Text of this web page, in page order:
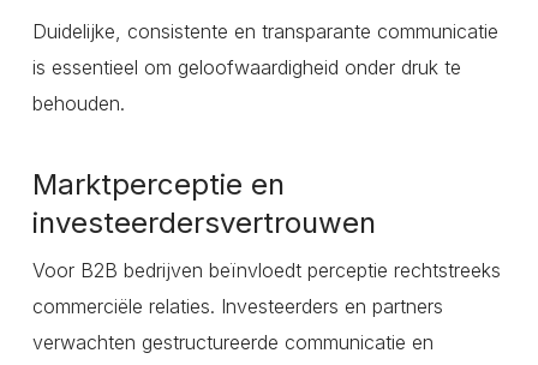
Duidelijke, consistente en transparante communicatie
is essentieel om geloofwaardigheid onder druk te
behouden.
Marktperceptie en
investeerdersvertrouwen
Voor B2B bedrijven beïnvloedt perceptie rechtstreeks
commerciële relaties. Investeerders en partners
verwachten gestructureerde communicatie en